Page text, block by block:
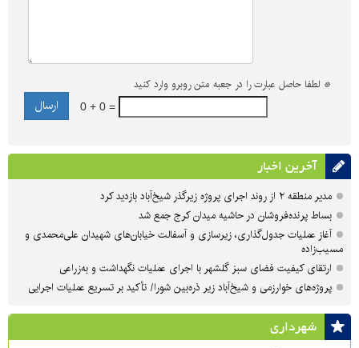
* لطفا حاصل عبارت را در جعبه متن روبرو وارد کنید
0 + 0 =
آخرین اخبار
مدیر منطقه ۲ از روند اجرای پروژه زیرگذر شیخ‌آباد بازدید کرد
بساط پرنده‌فروشان در حاشیه میدان کرج جمع شد
آغاز عملیات جدول‌گذاری، زیرسازی و آسفالت خیابان‌های شهیدان علی‌محمدی و
مسیب‌زاده
ارتقای کیفیت فضای سبز گلشهر با اجرای عملیات نگهداشت و به‌زراعی
پروژه‌های خوارزمی و شیخ‌آباد زیر ذره‌بین شورا/ تأکید بر تسریع عملیات اجرایی
شهرداری